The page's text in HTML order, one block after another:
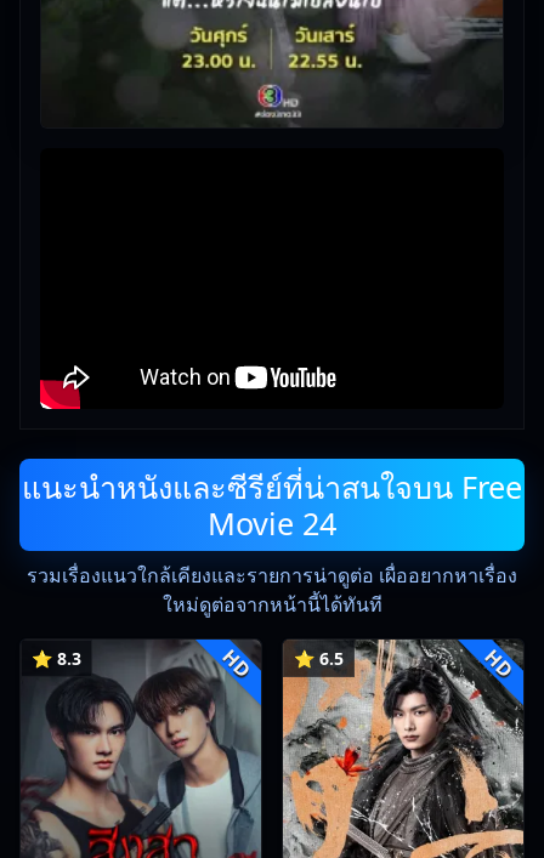
แนะนำหนังและซีรีย์ที่น่าสนใจบน Free
Movie 24
รวมเรื่องแนวใกล้เคียงและรายการน่าดูต่อ เผื่ออยากหาเรื่อง
ใหม่ดูต่อจากหน้านี้ได้ทันที
⭐ 8.3 HD ⭐ 6.5 HD